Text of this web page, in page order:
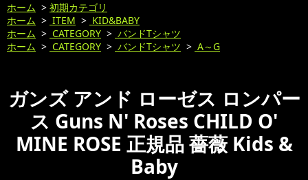
ホーム > 初期カテゴリ
ホーム > ITEM > KID&BABY
ホーム > CATEGORY > バンドTシャツ
ホーム > CATEGORY > バンドTシャツ > A～G
ガンズ アンド ローゼス ロンパー
ス Guns N' Roses CHILD O'
MINE ROSE 正規品 薔薇 Kids &
Baby